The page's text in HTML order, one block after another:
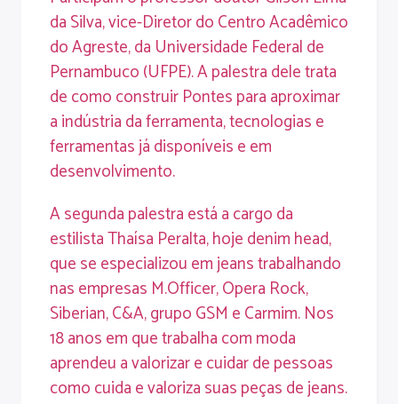
da Silva, vice-Diretor do Centro Acadêmico
do Agreste, da Universidade Federal de
Pernambuco (UFPE). A palestra dele trata
de como construir Pontes para aproximar
a indústria da ferramenta, tecnologias e
ferramentas já disponíveis e em
desenvolvimento.
A segunda palestra está a cargo da
estilista Thaísa Peralta, hoje denim head,
que se especializou em jeans trabalhando
nas empresas M.Officer, Opera Rock,
Siberian, C&A, grupo GSM e Carmim. Nos
18 anos em que trabalha com moda
aprendeu a valorizar e cuidar de pessoas
como cuida e valoriza suas peças de jeans.